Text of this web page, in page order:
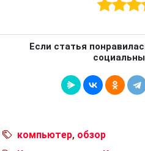
Если статья
компьютер, обзор